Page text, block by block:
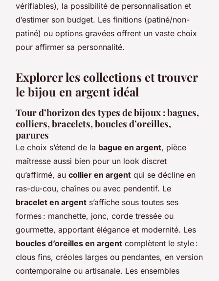
vérifiables), la possibilité de personnalisation et
d’estimer son budget. Les finitions (patiné/non-
patiné) ou options gravées offrent un vaste choix
pour affirmer sa personnalité.
Explorer les collections et trouver
le bijou en argent idéal
Tour d’horizon des types de bijoux : bagues,
colliers, bracelets, boucles d’oreilles,
parures
Le choix s’étend de la bague en argent, pièce
maîtresse aussi bien pour un look discret
qu’affirmé, au collier en argent qui se décline en
ras-du-cou, chaînes ou avec pendentif. Le
bracelet en argent s’affiche sous toutes ses
formes : manchette, jonc, corde tressée ou
gourmette, apportant élégance et modernité. Les
boucles d’oreilles en argent complètent le style :
clous fins, créoles larges ou pendantes, en version
contemporaine ou artisanale. Les ensembles